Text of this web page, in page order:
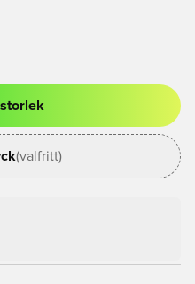
eller registrera dig som
(valfritt)